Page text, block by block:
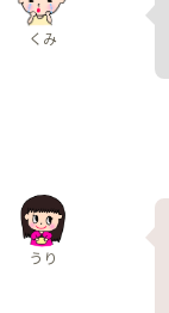
くみ
うり